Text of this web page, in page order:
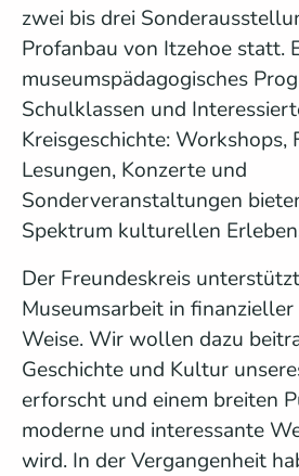
zwei bis drei
Profanbau von Itzehoe statt.
museumspädagogisches
Schulklassen und
Kreisgeschichte: Workshops,
Lesungen, Konzerte und
Sonderveranstaltungen
Spektrum kulturellen
Der Freundeskreis
Museumsarbeit in
Weise. Wir wollen dazu
Geschichte und Kultur
erforscht und einem breiten
moderne und interessante
wird. In der Vergangenheit